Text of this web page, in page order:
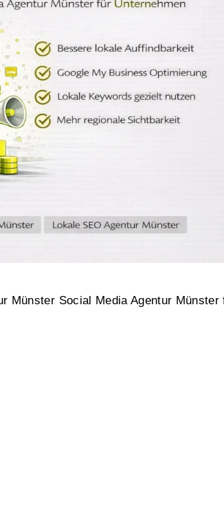
Münster Social Media Agentur Münster